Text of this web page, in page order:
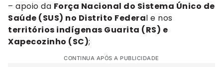
– apoio da Força Nacional do Sistema Único de
Saúde (SUS) no Distrito Federal e nos
territórios indígenas Guarita (RS) e
Xapecozinho (SC);
CONTINUA APÓS A PUBLICIDADE